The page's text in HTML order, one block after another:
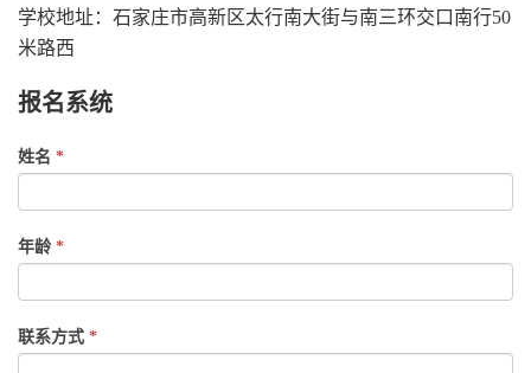
学校地址：石家庄市高新区太行南大街与南三环交口南行50
米路西
报名系统
If
are
human,
leave
this
field
blank.
姓名 *
年龄 *
联系方式 *